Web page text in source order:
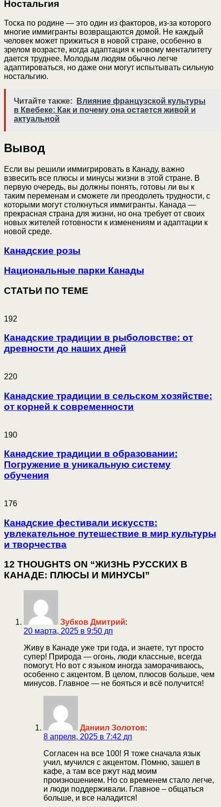
Ностальгия
Тоска по родине — это один из факторов, из-за которого
многие иммигранты возвращаются домой. Не каждый
человек может прижиться в новой стране, особенно в
зрелом возрасте, когда адаптация к новому менталитету
дается труднее. Молодым людям обычно легче
адаптироваться, но даже они могут испытывать сильную
ностальгию.
Читайте также:
Влияние французской культуры
в Квебеке: Как и почему она остается живой и
актуальной
Вывод
Если вы решили иммигрировать в Канаду, важно
взвесить все плюсы и минусы жизни в этой стране. В
первую очередь, вы должны понять, готовы ли вы к
таким переменам и сможете ли преодолеть трудности, с
которыми могут столкнуться иммигранты. Канада —
прекрасная страна для жизни, но она требует от своих
новых жителей готовности к изменениям и адаптации к
новой среде.
Канадские розы
Национальные парки Канады
СТАТЬИ ПО ТЕМЕ
192
Канадские традиции в рыболовстве: от
древности до наших дней
220
Канадские традиции в сельском хозяйстве:
от корней к современности
190
Канадские традиции в образовании:
Погружение в уникальную систему
обучения
176
Канадские фестивали искусств:
увлекательное путешествие в мир культуры
и творчества
12 THOUGHTS ON “ЖИЗНЬ РУССКИХ В
КАНАДЕ: ПЛЮСЫ И МИНУСЫ”
Зубков Дмитрий:
20 марта, 2025 в 9:50 дп
Живу в Канаде уже три года, и знаете, тут просто
супер! Природа — огонь, люди классные, всегда
помогут. Но вот с языком иногда заморачиваюсь,
особенно с акцентом. В целом, плюсов больше, чем
минусов. Главное — не бояться и всё получится!
Даниил Золотов:
8 апреля, 2025 в 7:42 дп
Согласен на все 100! Я тоже сначала язык
учил, мучился с акцентом. Помню, зашел в
кафе, а там все ржут над моим
произношением. Но со временем стало легче,
и люди поддерживали. Главное – общаться
больше, и все наладится!